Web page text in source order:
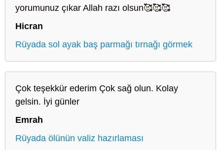
yorumunuz çıkar Allah razı olsun🥰🥰🥰
Hicran
Rüyada sol ayak baş parmağı tırnağı görmek
Çok teşekkür ederim Çok sağ olun. Kolay
gelsin. İyi günler
Emrah
Rüyada ölünün valiz hazırlaması